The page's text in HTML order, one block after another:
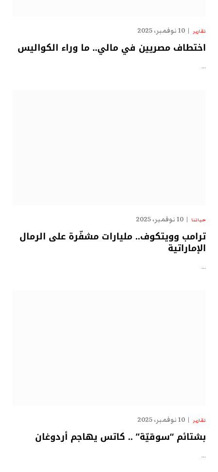
تقارير 10 نوفمبر، 2025
اختطاف مصريين في مالي.. ما وراء الكواليس
…
حياتنا 10 نوفمبر، 2025
ترامب وويتكوف.. مليارات مشفّرة على الرمال
الإماراتية
…
تقارير 10 نوفمبر، 2025
بشتائم “سوقيّة” .. كاتس يهاجم أردوغان
…